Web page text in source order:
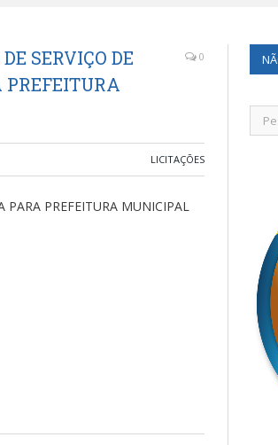
SERVIÇO DE
PREFEITURA
0
LICITAÇÕES
PARA PREFEITURA MUNICIPAL